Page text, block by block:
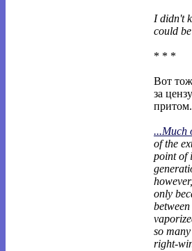
I didn't
could
* * *
Вот
за
притом.
...Much
of the
point of
only
so
right-